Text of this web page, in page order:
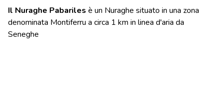
Il Nuraghe Pabariles è un Nuraghe situato in una zona
denominata Montiferru a circa 1 km in linea d'aria da
Seneghe